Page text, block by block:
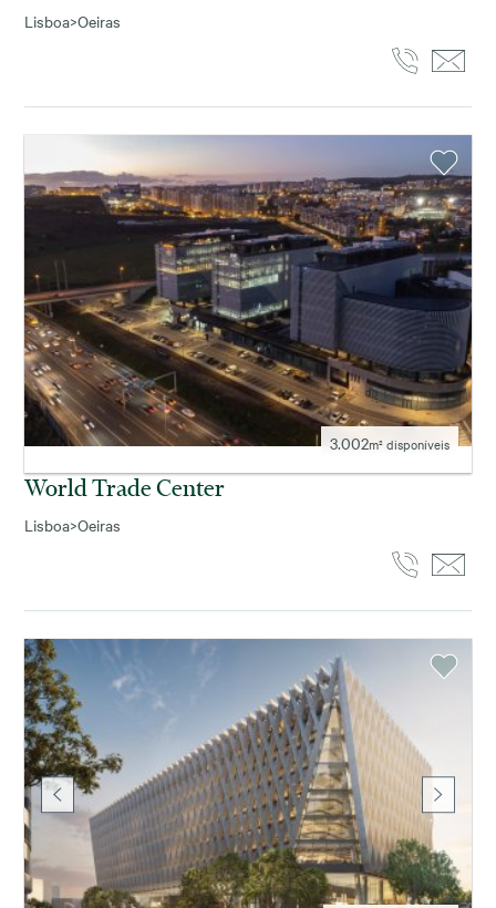
Lisboa>Oeiras
3.002m² disponíveis
World Trade Center
Lisboa>Oeiras